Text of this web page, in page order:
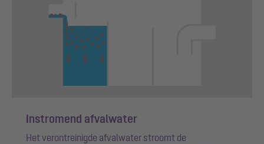
Instromend afvalwater
Het verontreinigde afvalwater stroomt de